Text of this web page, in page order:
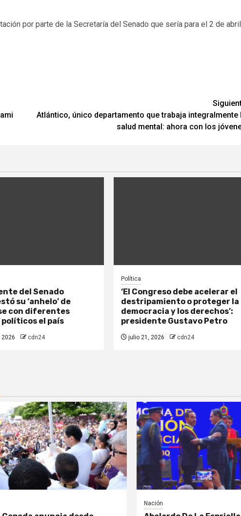
por parte de la Secretaría del Senado que sería para el 2 de
Atlántico, único departamento que trabaja integralmente
salud mental: ahora con los
del Senado
su ‘anhelo’ de
con diferentes
el país
2026 cdn24
Política
‘El Congreso debe acelerar el
destripamiento o proteger la
democracia y los derechos’:
presidente Gustavo Petro
julio 21, 2026 cdn24
Nación